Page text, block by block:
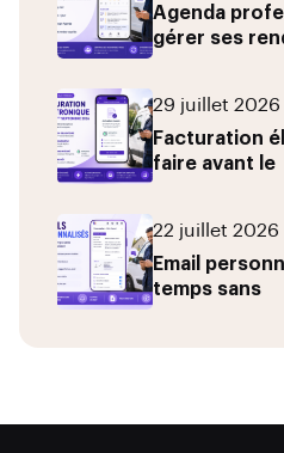
Agenda
gérer ses
29 juillet 2026
Facturation
faire avant le
22 juillet 2026
Email
temps sans